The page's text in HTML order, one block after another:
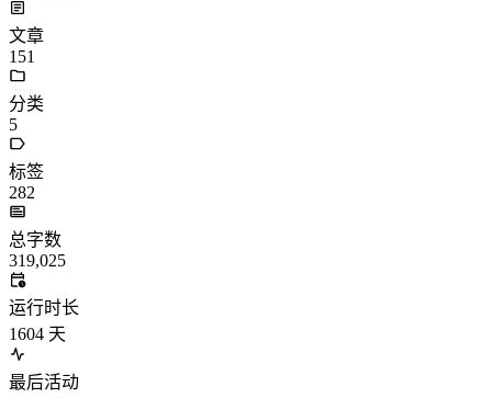
文章
151
分类
5
标签
282
总字数
319,025
运行时长
1604 天
最后活动